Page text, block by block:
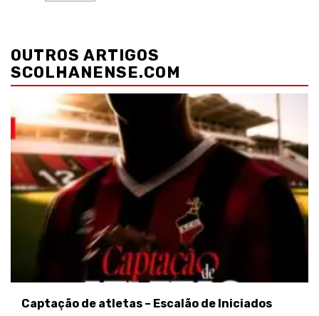
de
artigos
OUTROS ARTIGOS
SCOLHANENSE.COM
Captação de atletas – Escalão de Iniciados